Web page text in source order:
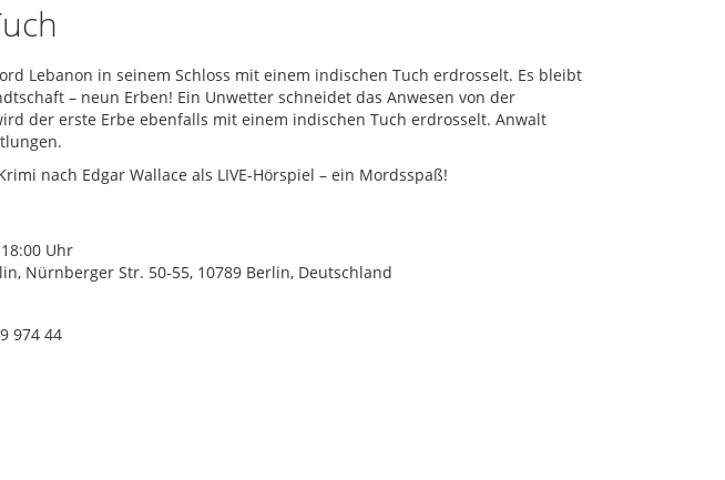
Lebanon in seinem Schloss mit einem indischen Tuch erdrosselt. Es bleibt
– neun Erben! Ein Unwetter schneidet das Anwesen von der
der erste Erbe ebenfalls mit einem indischen Tuch erdrosselt. Anwalt
nach Edgar Wallace als LIVE-Hörspiel – ein Mordsspaß!
Uhr
Nürnberger Str. 50-55, 10789 Berlin, Deutschland
974 44